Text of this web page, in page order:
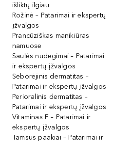
išliktų ilgiau
Rožinė – Patarimai ir ekspertų
įžvalgos
Prancūziškas manikiūras
namuose
Saulės nudegimai – Patarimai
ir ekspertų įžvalgos
Seborėjinis dermatitas –
Patarimai ir ekspertų įžvalgos
Perioralinis dermatitas –
Patarimai ir ekspertų įžvalgos
Vitaminas E – Patarimai ir
ekspertų įžvalgos
Tamsūs paakiai – Patarimai ir